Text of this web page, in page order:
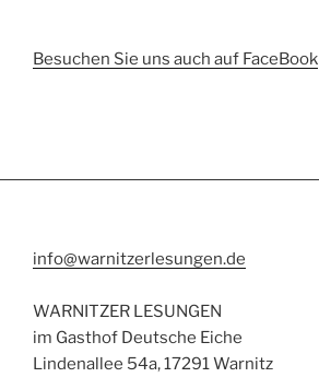
Besuchen Sie uns auch auf FaceBook
info@warnitzerlesungen.de
WARNITZER LESUNGEN
im Gasthof Deutsche Eiche
Lindenallee 54a, 17291 Warnitz